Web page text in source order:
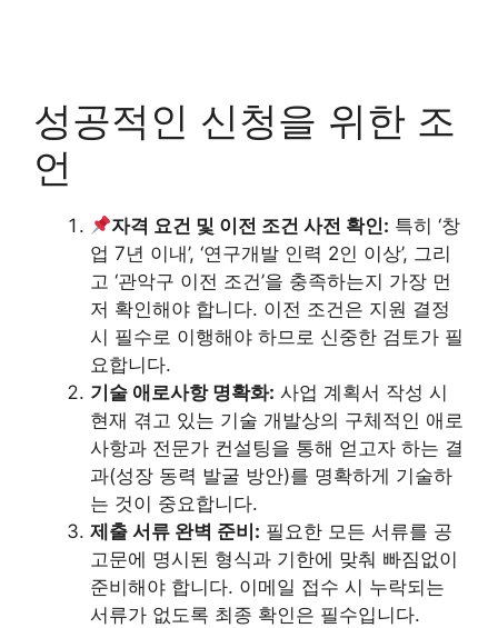
성공적인 신청을 위한 조
언
자격 요건 및 이전 조건 사전 확인: 특히 ‘창
업 7년 이내’, ‘연구개발 인력 2인 이상’, 그리
고 ‘관악구 이전 조건’을 충족하는지 가장 먼
저 확인해야 합니다. 이전 조건은 지원 결정
시 필수로 이행해야 하므로 신중한 검토가 필
요합니다.
기술 애로사항 명확화: 사업 계획서 작성 시
현재 겪고 있는 기술 개발상의 구체적인 애로
사항과 전문가 컨설팅을 통해 얻고자 하는 결
과(성장 동력 발굴 방안)를 명확하게 기술하
는 것이 중요합니다.
제출 서류 완벽 준비: 필요한 모든 서류를 공
고문에 명시된 형식과 기한에 맞춰 빠짐없이
준비해야 합니다. 이메일 접수 시 누락되는
서류가 없도록 최종 확인은 필수입니다.